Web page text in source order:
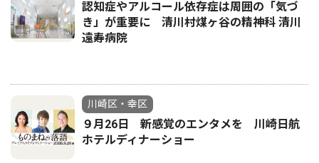
認知症やアルコール依存症は周囲の「気づ
き」が重要に 清川村煤ヶ谷の精神科 清川
遠寿病院
川崎区・幸区
９月26日 新感覚のエンタメを 川崎日航
ホテルディナーショー